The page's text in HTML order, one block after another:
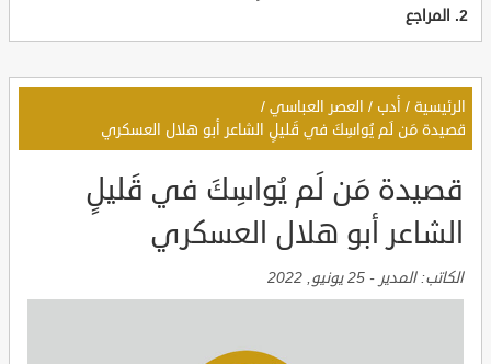
المراجع
الرئيسية / أدب / العصر العباسي /
قصيدة مَن لَم يُواسِكَ في قَليلٍ الشاعر أبو هلال العسكري
قصيدة مَن لَم يُواسِكَ في قَليلٍ
الشاعر أبو هلال العسكري
الكاتب:المدير - 25 يونيو, 2022